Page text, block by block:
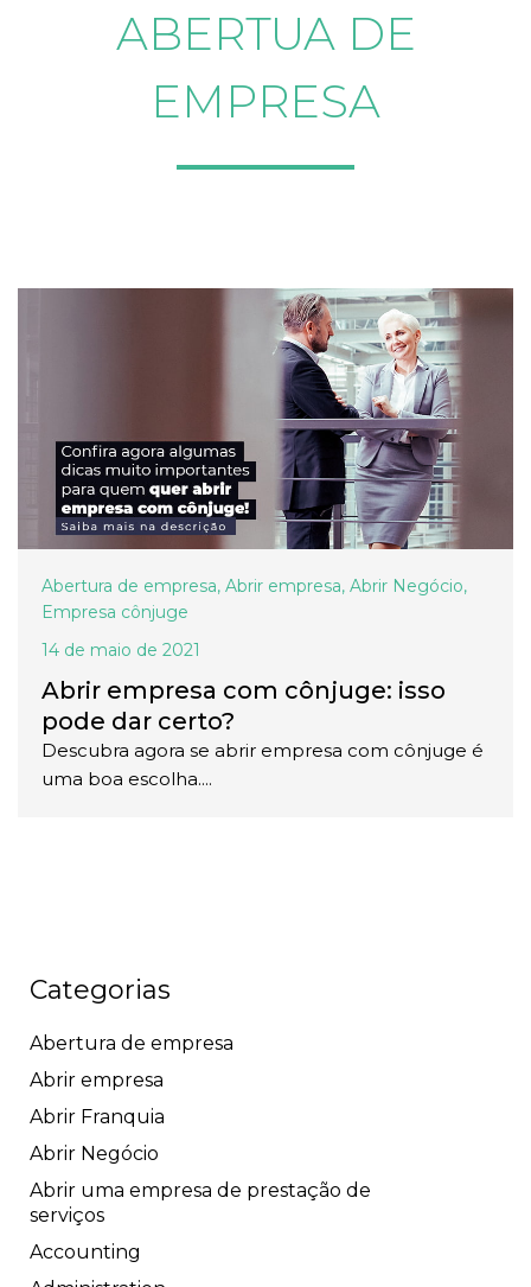
ABERTUA DE
EMPRESA
Abertura de empresa, Abrir empresa, Abrir Negócio,
Empresa cônjuge
14 de maio de 2021
Abrir empresa com cônjuge: isso
pode dar certo?
Descubra agora se abrir empresa com cônjuge é
uma boa escolha....
Categorias
Abertura de empresa
Abrir empresa
Abrir Franquia
Abrir Negócio
Abrir uma empresa de prestação de
serviços
Accounting